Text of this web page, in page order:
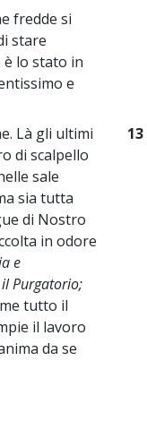
fredde si
stare
lo stato in
e
Là gli ultimi
di scalpello
sale
sia tutta
di Nostro
in odore
e
Purgatorio;
tutto il
il lavoro
da se
13